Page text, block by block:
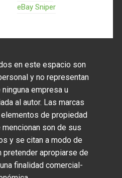
eBay Sniper
en este espacio son
y no representan
empresa u
al autor. Las marcas
de propiedad
son de sus
y se citan a modo de
apropiarse de
finalidad comercial-